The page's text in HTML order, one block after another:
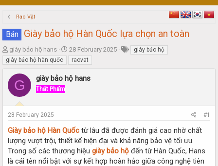
Rao Vặt
Bán Giày bảo hộ Hàn Quốc lựa chọn an toàn
T
h
r
e
d
a
r
e
r
giày bảo hộ hans
S
t
a
r
t
28 February 2025
giày bảo hộ
giày bảo hộ hàn quốc
raovat
G giày bảo hộ hans
Thất Phẩm
28 February 2025 #1
Giày bảo hộ Hàn Quốc từ lâu đã được đánh giá cao nhờ chất
lượng vượt trội, thiết kế hiện đại và khả năng bảo vệ tối ưu.
Trong số các thương hiệu giày bảo hộ đến từ Hàn Quốc, Hans
là cái tên nổi bật với sự kết hợp hoàn hảo giữa công nghệ tiên